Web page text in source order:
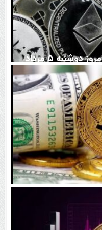
قیمت تتر، بیت‌کوین و اتریوم امروز دوشنبه ۵ مرداد
بدهد، همه‌چیز تغییر